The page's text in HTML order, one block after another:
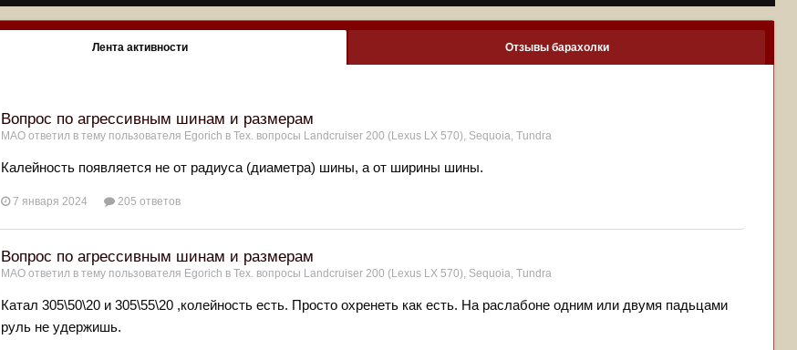
Лента активности Отзывы барахолки
Вопрос по агрессивным шинам и размерам
МАО ответил в тему пользователя Egorich в Тех. вопросы Landcruiser 200 (Lexus LX 570), Sequoia, Tundra
Калейность появляется не от радиуса (диаметра) шины, а от ширины шины.
7 января 2024 205 ответов
Вопрос по агрессивным шинам и размерам
МАО ответил в тему пользователя Egorich в Тех. вопросы Landcruiser 200 (Lexus LX 570), Sequoia, Tundra
Катал 305\50\20 и 305\55\20 ,колейность есть. Просто охренеть как есть. На раслабоне одним или двумя падьцами
руль не удержишь.